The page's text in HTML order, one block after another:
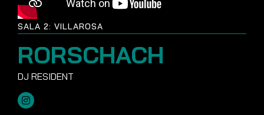
SALA 2: VILLAROSA
RORSCHACH